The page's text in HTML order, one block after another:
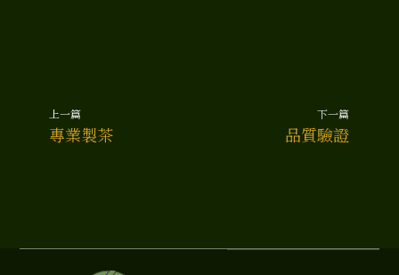
上一頁
上一篇
專業製茶
下一篇
品質驗證